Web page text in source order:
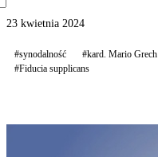
23 kwietnia 2024
#synodalność #kard. Mario Grech
#Fiducia supplicans